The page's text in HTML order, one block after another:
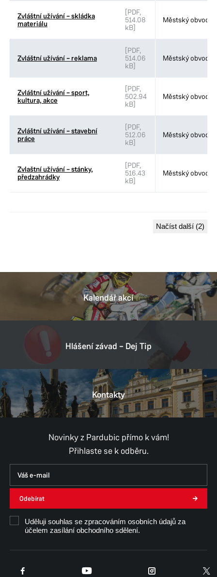
Zvláštní užívání – skládka
materiálu
[PDF,
514.08
kB]
Městský obvod VI
Zvláštní užívání – reklama
[PDF,
514.06
kB]
Městský obvod VI
Zvláštní užívání – sport,
kultura, akce
[PDF,
502.94
kB]
Městský obvod VI
Zvláštní užívání – stavební
práce
[PDF,
512.06
kB]
Městský obvod VI
Zvlaštní užívání – stánky,
předzahrádky
[PDF,
516.43
kB]
Městský obvod VI
Načíst další (2)
Kalendář akcí
Hlášení závad – Dej Tip
Kontakty
Novinky z Pardubic přímo k vám!
Přihlaste se k odběru.
Odebírat
Uděluji souhlas se zpracováním osobních údajů za
účelem zasílání obchodního sdělení.